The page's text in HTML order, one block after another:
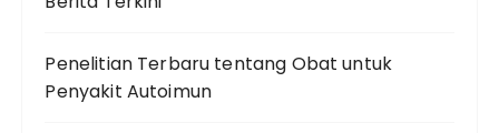
Penelitian Terbaru tentang Obat untuk
Penyakit Autoimun